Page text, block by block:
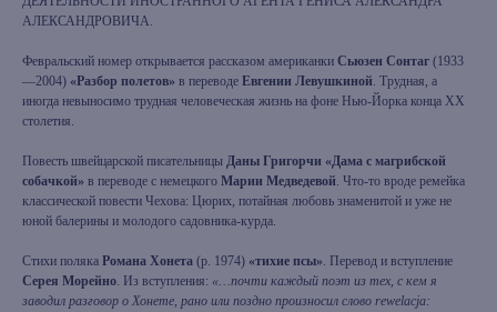
АЛЕКСАНДРОВИЧА.
Февральский номер открывается рассказом американки Сьюзен Сонтаг (1933
—2004) «Разбор полетов» в переводе Евгении Левушкиной. Трудная, а
иногда невыносимо трудная человеческая жизнь на фоне Нью-Йорка конца ХХ
столетия.
Повесть швейцарской писательницы Даны Григорчи «Дама с магрибской
собачкой» в переводе с немецкого Марии Медведевой. Что-то вроде ремейка
классической повести Чехова: Цюрих, потайная любовь знаменитой и уже не
юной балерины и молодого садовника-курда.
Стихи поляка Романа Хонета (р. 1974) «тихие псы». Перевод и вступление
Серея Морейно. Из вступления: «…почти каждый поэт из тех, с кем я
заводил разговор о Хонете, рано или поздно произносил слово rewelacja: